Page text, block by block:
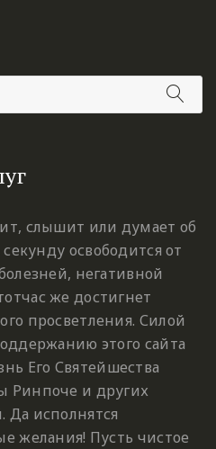
слышит или думает об
освободится от
негативной
же достигнет
просветления. Силой
этого сайта
Его Святейшества
Ринпоче и других
Да исполнятся
желания! Пусть чистое